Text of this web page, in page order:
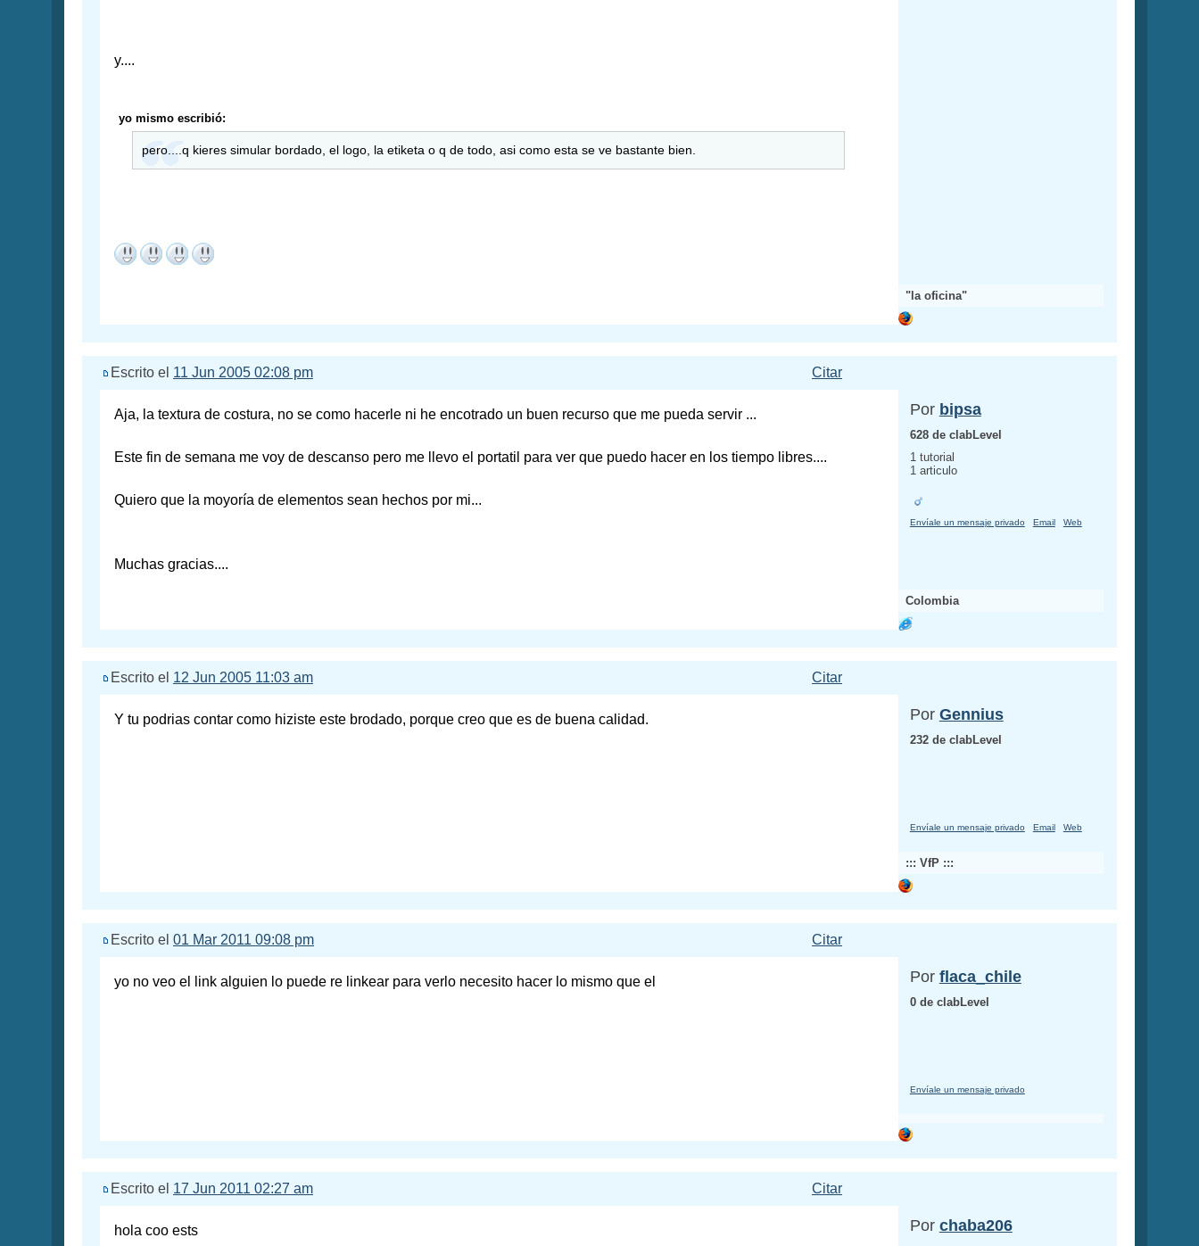
y....
yo mismo escribió:
pero....q kieres simular bordado, el logo, la etiketa o q de todo, asi como esta se ve bastante bien.
"la oficina"
Citar
Escrito el 11 Jun 2005 02:08 pm
Aja, la textura de costura, no se como hacerle ni he encotrado un buen recurso que me pueda servir ...
Este fin de semana me voy de descanso pero me llevo el portatil para ver que puedo hacer en los tiempo libres....
Quiero que la moyoría de elementos sean hechos por mi...
Muchas gracias....
Por bipsa
628 de clabLevel
1 tutorial
1 articulo
Envíale un mensaje privado Email Web
Colombia
Citar
Escrito el 12 Jun 2005 11:03 am
Y tu podrias contar como hiziste este brodado, porque creo que es de buena calidad. Por Gennius
232 de clabLevel
Envíale un mensaje privado Email Web
::: VfP :::
Citar
Escrito el 01 Mar 2011 09:08 pm
yo no veo el link alguien lo puede re linkear para verlo necesito hacer lo mismo que el Por flaca_chile
0 de clabLevel
Envíale un mensaje privado
Citar
Escrito el 17 Jun 2011 02:27 am
hola coo ests Por chaba206